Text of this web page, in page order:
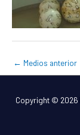
← Medios anterior
Copyright © 2026